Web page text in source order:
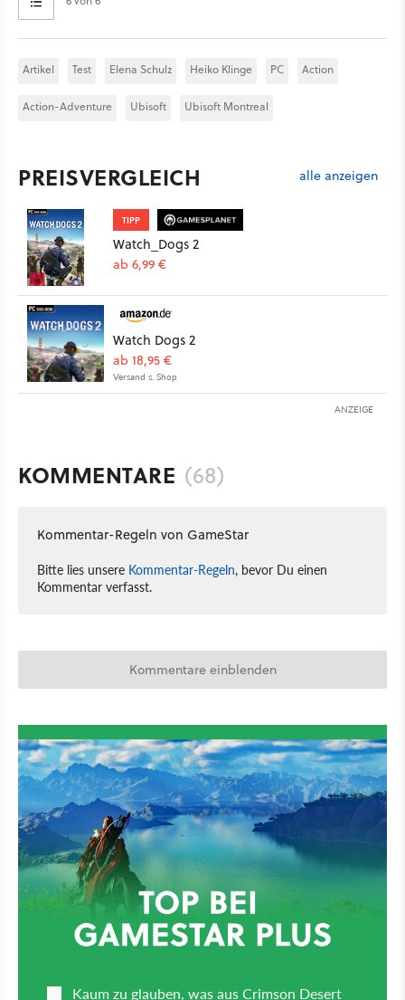
Artikel Test Elena Schulz Heiko Klinge PC Action
Action-Adventure Ubisoft Ubisoft Montreal
PREISVERGLEICH alle anzeigen
TIPP
Watch_Dogs 2
ab 6,99 €
Watch Dogs 2
ab 18,95 €
Versand s. Shop
ANZEIGE
KOMMENTARE (68)
Kommentar-Regeln von GameStar
Bitte lies unsere Kommentar-Regeln, bevor Du einen
Kommentar verfasst.
Kommentare einblenden